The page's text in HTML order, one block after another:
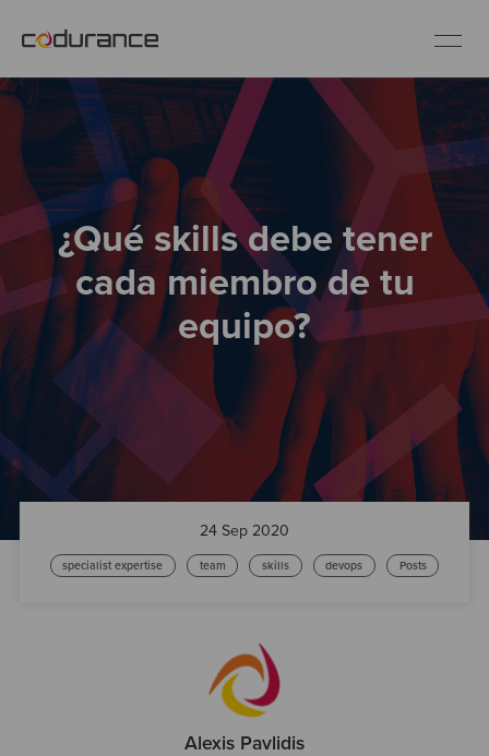
Clientes
Servicios
Buenas prácticas
Sobre nosotros
Únete al equipo
Test
¿Qué skills debe tener
cada miembro de tu
equipo?
24 Sep 2020
specialist expertise team skills devops Posts
Alexis Pavlidis